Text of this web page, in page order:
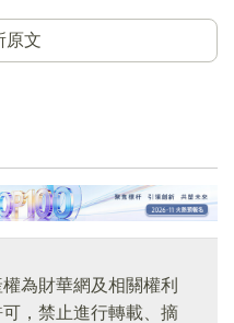
原文
為財華網及相關權利
，禁止進行轉載、摘